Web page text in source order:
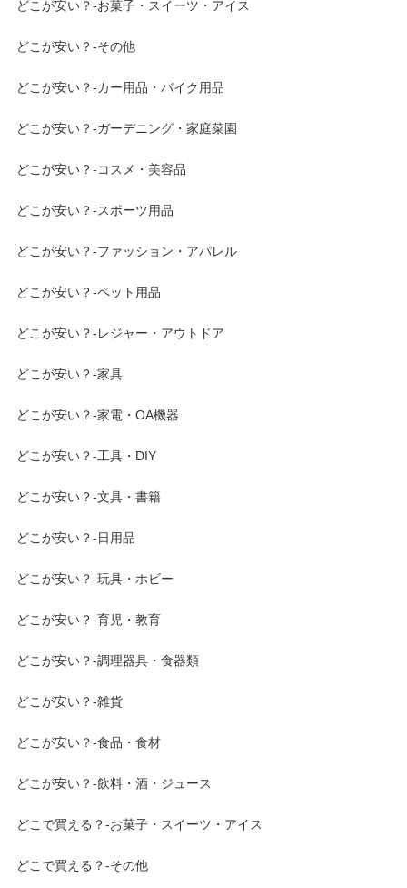
どこが安い？-お菓子・スイーツ・アイス
どこが安い？-その他
どこが安い？-カー用品・バイク用品
どこが安い？-ガーデニング・家庭菜園
どこが安い？-コスメ・美容品
どこが安い？-スポーツ用品
どこが安い？-ファッション・アパレル
どこが安い？-ペット用品
どこが安い？-レジャー・アウトドア
どこが安い？-家具
どこが安い？-家電・OA機器
どこが安い？-工具・DIY
どこが安い？-文具・書籍
どこが安い？-日用品
どこが安い？-玩具・ホビー
どこが安い？-育児・教育
どこが安い？-調理器具・食器類
どこが安い？-雑貨
どこが安い？-食品・食材
どこが安い？-飲料・酒・ジュース
どこで買える？-お菓子・スイーツ・アイス
どこで買える？-その他